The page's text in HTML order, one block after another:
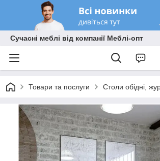
Сучасні меблі від компанії Меблі-опт
Товари та послуги Столи обідні,